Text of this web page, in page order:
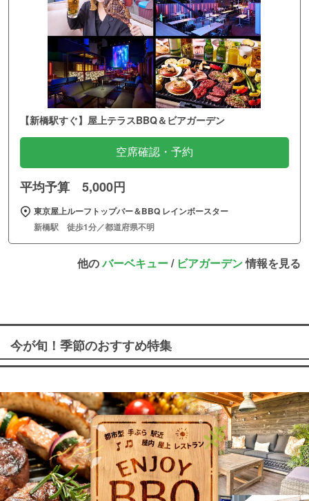
【新橋駅すぐ】屋上テラスBBQ＆ビアガーデン
空席確認・予約
平均予算 5,000円
東京屋上ルーフトップバー＆BBQ レインボースター
新橋駅 徒歩1分／都道府県不明
他のバーベキュー/ ビアガーデン情報を見る
今が旬！季節のおすすめ特集